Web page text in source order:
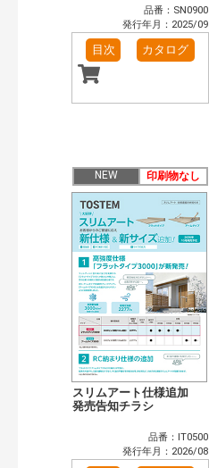
品番：SN0900
発行年月：2025/09
目次 カタログ
NEW 印刷物なし
スリムアート仕様追加
発売告知チラシ
品番：IT0500
発行年月：2026/08